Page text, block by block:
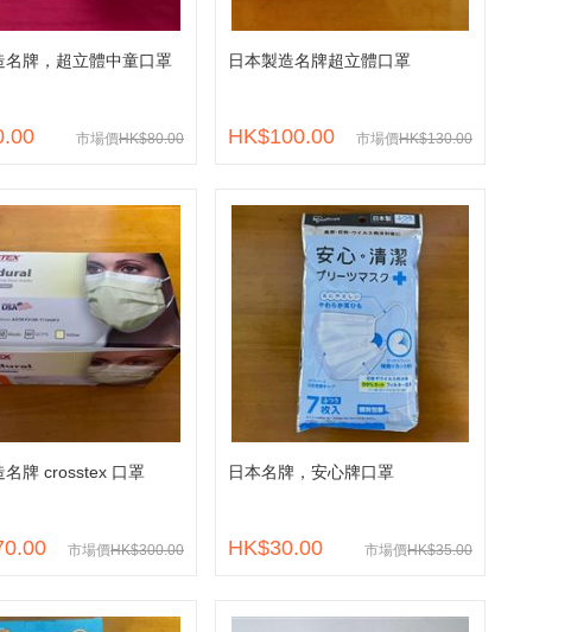
名牌，超立體中童口罩
市場價HK$80.00
日本製造名牌超立體口罩
市場價HK$130.00
HK$100.00
名牌 crosstex 口罩
市場價HK$300.00
日本名牌，安心牌口罩
市場價HK$35.00
HK$30.00